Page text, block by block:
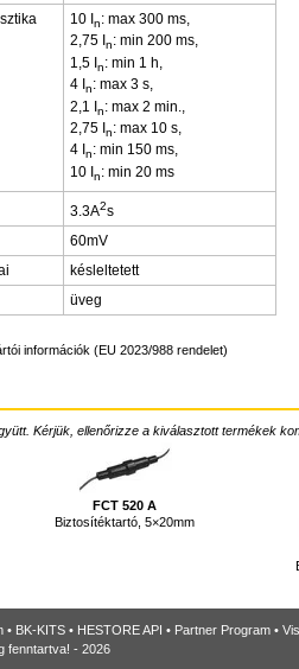
10 I n: max 300 ms,
2,75 I n: min 200 ms,
1,5 In: min 1 h,
4 I n: max 3 s,
2,1 In: max 2 min.,
2,75 I n: max 10 s,
4 I n: min 150 ms,
10 In: min 20 ms
3.3A2s
60mV
késleltetett
üveg
információk (EU 2023/988 rendelet)
Kérjük, ellenőrizze a kiválasztott termékek
FCT 520 A
Biztosítéktartó, 5×20mm
• BK-KITS • HESTORE API • Partner Program •
fenntartva! - 2026